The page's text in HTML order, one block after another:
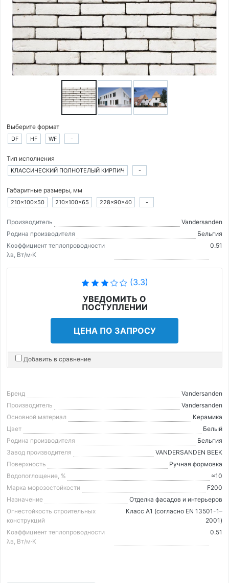
Выберите формат
DF HF WF -
Тип исполнения
КЛАССИЧЕСКИЙ ПОЛНОТЕЛЫЙ КИРПИЧ -
Габаритные размеры, мм
210×100×50 210×100×65 228×90×40 -
Производитель
Vandersanden
Родина производителя
Бельгия
Коэффициент теплопроводности
λв, Вт/м·K
0.51
(3.3)
УВЕДОМИТЬ О
ПОСТУПЛЕНИИ
ЦЕНА ПО ЗАПРОСУ
Добавить в сравнение
Бренд
Vandersanden
Производитель
Vandersanden
Основной материал
Керамика
Цвет
Белый
Родина производителя
Бельгия
Завод производителя
VANDERSANDEN BEEK
Поверхность
Ручная формовка
Водопоглощение, %
≈10
Марка морозостойкости
F200
Назначение
Отделка фасадов и интерьеров
Огнестойкость строительных
конструкций
Класс А1 (согласно EN 13501-1–
2001)
Коэффициент теплопроводности
λв, Вт/м·K
0.51